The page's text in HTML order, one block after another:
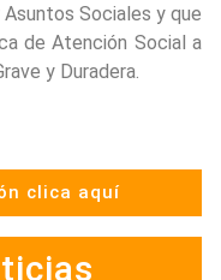
Sociales y que
de Atención Social a
y Duradera.
clica aquí